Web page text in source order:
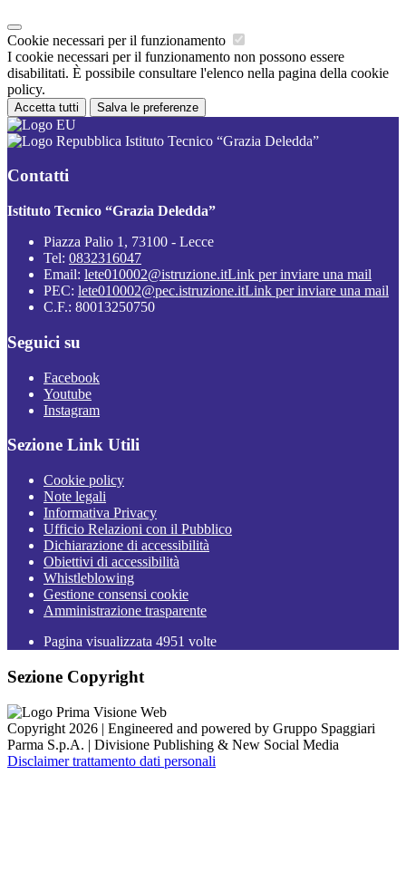
Cookie necessari per il funzionamento
I cookie necessari per il funzionamento non possono essere
disabilitati. È possibile consultare l'elenco nella pagina della cookie
policy.
Accetta tutti Salva le preferenze
Istituto Tecnico “Grazia Deledda”
Contatti
Istituto Tecnico “Grazia Deledda”
Piazza Palio 1, 73100 - Lecce
Tel: 0832316047
Email: lete010002@istruzione.itLink per inviare una mail
PEC: lete010002@pec.istruzione.itLink per inviare una mail
C.F.: 80013250750
Seguici su
Facebook
Youtube
Instagram
Sezione Link Utili
Cookie policy
Note legali
Informativa Privacy
Ufficio Relazioni con il Pubblico
Dichiarazione di accessibilità
Obiettivi di accessibilità
Whistleblowing
Gestione consensi cookie
Amministrazione trasparente
Pagina visualizzata 4951 volte
Sezione Copyright
Copyright 2026 | Engineered and powered by Gruppo Spaggiari
Parma S.p.A. | Divisione Publishing & New Social Media
Disclaimer trattamento dati personali